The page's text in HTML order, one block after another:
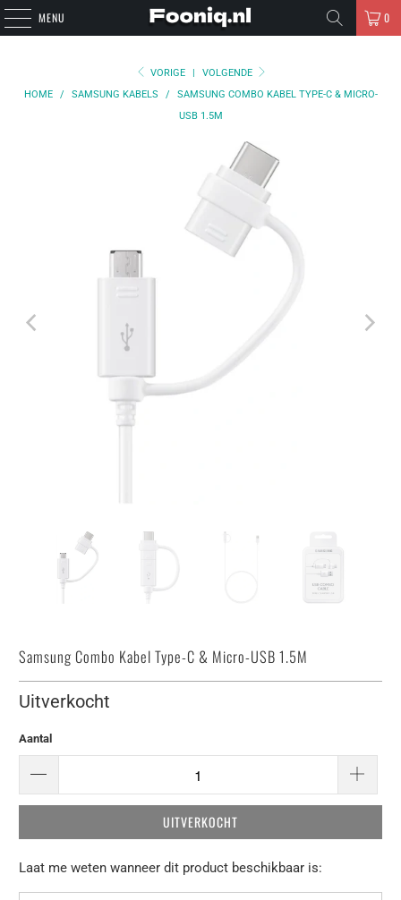
MENU 0
VORIGE |
VOLGENDE
HOME
/ SAMSUNG KABELS /
SAMSUNG COMBO KABEL TYPE-C & MICRO-
USB 1.5M
Samsung Combo Kabel Type-C & Micro-USB 1.5M
Uitverkocht
Aantal
UITVERKOCHT
Laat
Laat me weten wanneer dit product beschikbaar is: